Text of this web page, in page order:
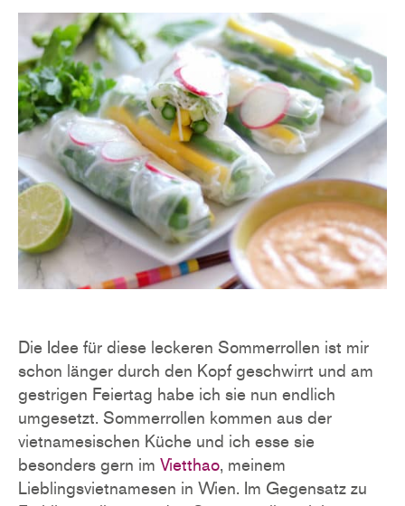
Die Idee für diese leckeren Sommerrollen ist mir
schon länger durch den Kopf geschwirrt und am
gestrigen Feiertag habe ich sie nun endlich
umgesetzt. Sommerrollen kommen aus der
vietnamesischen Küche und ich esse sie
besonders gern im Vietthao, meinem
Lieblingsvietnamesen in Wien. Im Gegensatz zu